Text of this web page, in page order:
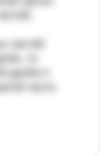
частей
дроби и